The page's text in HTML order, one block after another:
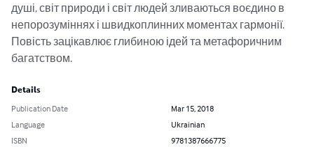
душі, світ природи і світ людей зливаються воєдино в
непорозуміннях і швидкоплинних моментах гармонії.
Повість зацікавлює глибиною ідей та метафоричним
багатством.
Details
Publication Date
Mar 15, 2018
Language
Ukrainian
ISBN
9781387666775